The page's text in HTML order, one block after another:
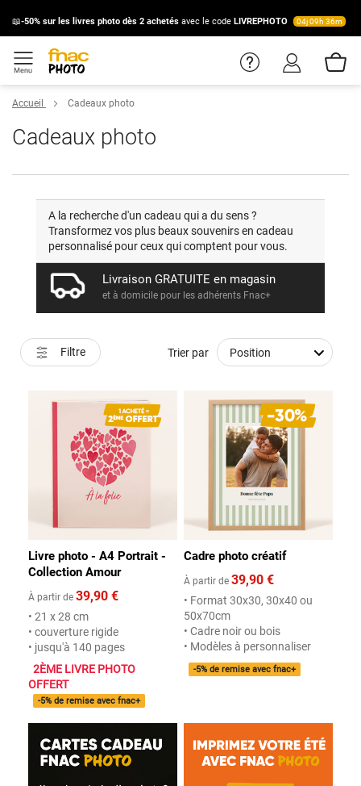
📖-50% sur les livres photo dès 2 achetés avec le code LIVREPHOTO 04j09h 36m
Accueil Cadeaux photo
Cadeaux photo
A la recherche d'un cadeau qui a du sens ?
Transformez vos plus beaux souvenirs en cadeau
personnalisé pour ceux qui comptent pour vous.
Livraison GRATUITE en magasin
et à domicile pour les adhérents Fnac+
Filtre Trier par
Livre photo - A4 Portrait -
Collection Amour
À partir de 39,90 €
• 21 x 28 cm
• couverture rigide
• jusqu'à 140 pages
2ÈME LIVRE PHOTO
OFFERT
-5% de remise avec fnac+
Cadre photo créatif
À partir de 39,90 €
• Format 30x30, 30x40 ou
50x70cm
• Cadre noir ou bois
• Modèles à personnaliser
-5% de remise avec fnac+